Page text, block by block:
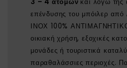
επένδυσης του μπόιλερ από
ΙΝΟΧ 100% ΑΝΤΙΜΑΓΝΗΤΙΚΟ,
οικιακή χρήση, εξοχικές
μονάδες ή τουριστικά
παραθαλάσσιες περιοχές.